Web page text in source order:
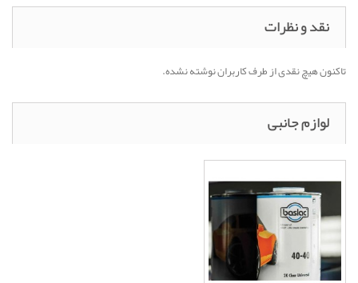
نقد و نظرات
تاکنون هیچ نقدی از طرف کاربران نوشته نشده.
لوازم جانبی